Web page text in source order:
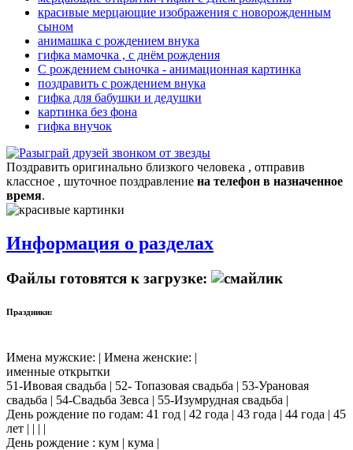
красивые мерцающие изображения с новорожденным
сыном
анимашка с рождением внука
гифка мамочка , с днём рождения
С рождением сыночка - анимационная картинка
поздравить с рождением внука
гифка для бабушки и дедушки
картинка без фона
гифка внучок
Поздравить оригинально близкого человека , отправив
классное , шуточное поздравление на телефон в назначенное
время.
Информация о разделах
Файлы готовятся к загрузке:
Праздники:
Имена мужские: | Имена женские: |
именные открытки
51-Ивовая свадьба | 52- Топазовая свадьба | 53-Урановая
свадьба | 54-Свадьба Зевса | 55-Изумрудная свадьба |
День рождение по годам: 41 год | 42 года | 43 года | 44 года | 45
лет | | | |
День рождение : кум | кума |